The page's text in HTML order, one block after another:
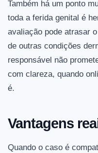
Também há um ponto
toda a ferida genital é
avaliação pode atrasar
de outras condições
responsável não
com clareza, quando
é.
Vantagens
Quando o caso é